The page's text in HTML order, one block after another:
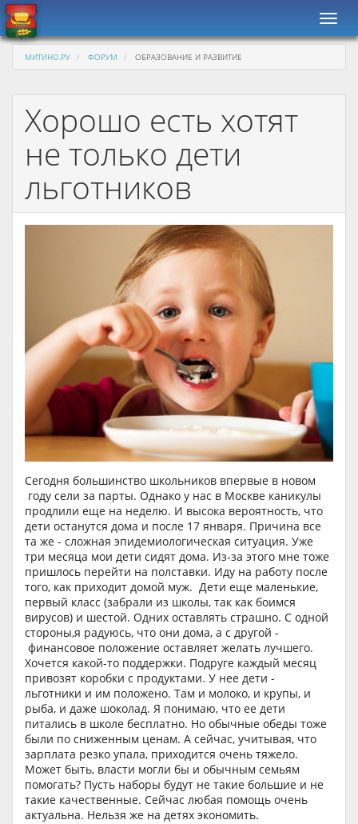
МИТИНО.РУ ФОРУМ ОБРАЗОВАНИЕ И РАЗВИТИЕ
Хорошо есть хотят
не только дети
льготников
Сегодня большинство школьников впервые в новом
году сели за парты. Однако у нас в Москве каникулы
продлили еще на неделю. И высока вероятность, что
дети останутся дома и после 17 января. Причина все
та же - сложная эпидемиологическая ситуация. Уже
три месяца мои дети сидят дома. Из-за этого мне тоже
пришлось перейти на полставки. Иду на работу после
того, как приходит домой муж. Дети еще маленькие,
первый класс (забрали из школы, так как боимся
вирусов) и шестой. Одних оставлять страшно. С одной
стороны,я радуюсь, что они дома, а с другой -
финансовое положение оставляет желать лучшего.
Хочется какой-то поддержки. Подруге каждый месяц
привозят коробки с продуктами. У нее дети -
льготники и им положено. Там и молоко, и крупы, и
рыба, и даже шоколад. Я понимаю, что ее дети
питались в школе бесплатно. Но обычные обеды тоже
были по сниженным ценам. А сейчас, учитывая, что
зарплата резко упала, приходится очень тяжело.
Может быть, власти могли бы и обычным семьям
помогать? Пусть наборы будут не такие большие и не
такие качественные. Сейчас любая помощь очень
актуальна. Нельзя же на детях экономить.